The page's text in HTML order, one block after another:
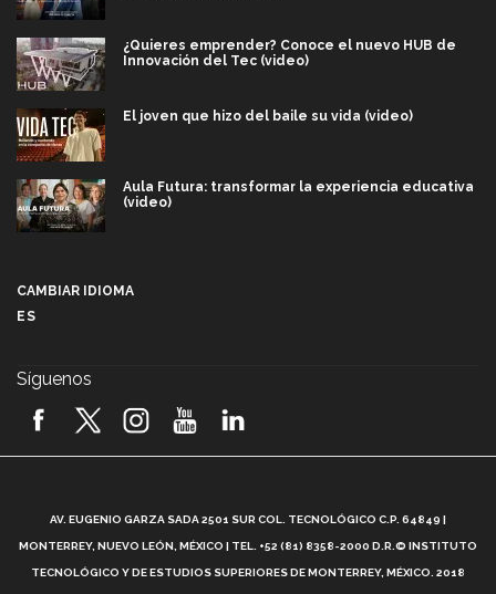
¿Quieres emprender? Conoce el nuevo HUB de
Innovación del Tec (video)
El joven que hizo del baile su vida (video)
Aula Futura: transformar la experiencia educativa
(video)
2026! (video)
¿Cómo es el Modelo Educativo Tec? (video)
CAMBIAR IDIOMA
ES
Síguenos
AV. EUGENIO GARZA SADA 2501 SUR COL. TECNOLÓGICO C.P. 64849 |
MONTERREY, NUEVO LEÓN, MÉXICO | TEL. +52 (81) 8358-2000 D.R.© INSTITUTO
TECNOLÓGICO Y DE ESTUDIOS SUPERIORES DE MONTERREY, MÉXICO. 2018